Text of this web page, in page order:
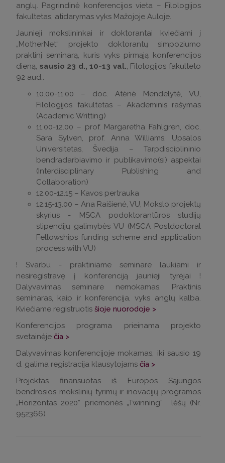
anglų. Pagrindinė konferencijos vieta – Filologijos
fakultetas, atidarymas vyks Mažojoje Auloje.
Jaunieji mokslininkai ir doktorantai kviečiami į
„MotherNet“ projekto doktorantų simpoziumo
praktinį seminarą, kuris vyks pirmąją konferencijos
dieną, sausio 23 d., 10-13 val., Filologijos fakulteto
92 aud.:
10.00-11.00 – doc. Atėnė Mendelytė, VU,
Filologijos fakultetas – Akademinis rašymas
(Academic Writting)
11.00-12.00 – prof. Margaretha Fahlgren, doc.
Sara Sylven, prof. Anna Williams, Upsalos
Universitetas, Švedija – Tarpdisciplininio
bendradarbiavimo ir publikavimo(si) aspektai
(Interdisciplinary Publishing and
Collaboration)
12.00-12.15 – Kavos pertrauka
12.15-13.00 – Ana Raišienė, VU, Mokslo projektų
skyrius - MSCA podoktorantūros studijų
stipendijų galimybės VU (MSCA Postdoctoral
Fellowships funding scheme and application
process with VU)
! Svarbu - praktiniame seminare laukiami ir
nesiregistravę į konferenciją jaunieji tyrėjai !
Dalyvavimas seminare nemokamas. Praktinis
seminaras, kaip ir konferencija, vyks anglų kalba.
Kviečiame registruotis šioje nuorodoje >
Konferencijos programa prieinama projekto
svetainėje čia >
Dalyvavimas konferencijoje mokamas, iki sausio 19
d. galima registracija klausytojams čia >
Projektas finansuotas iš Europos Sąjungos
bendrosios mokslinių tyrimų ir inovacijų programos
„Horizontas 2020“ priemonės „Twinning“ lėšų (Nr.
952366)